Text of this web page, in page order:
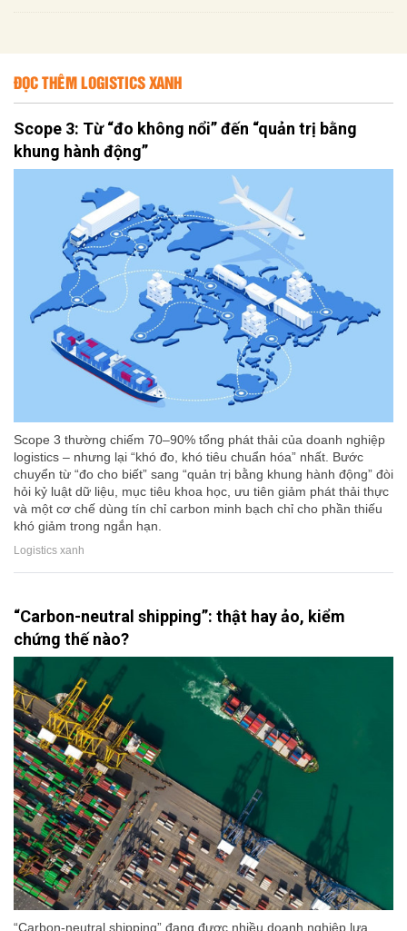
ĐỌC THÊM LOGISTICS XANH
Scope 3: Từ “đo không nổi” đến “quản trị bằng
khung hành động”
Scope 3 thường chiếm 70–90% tổng phát thải của doanh nghiệp
logistics – nhưng lại “khó đo, khó tiêu chuẩn hóa” nhất. Bước
chuyển từ “đo cho biết” sang “quản trị bằng khung hành động” đòi
hỏi kỷ luật dữ liệu, mục tiêu khoa học, ưu tiên giảm phát thải thực
và một cơ chế dùng tín chỉ carbon minh bạch chỉ cho phần thiếu
khó giảm trong ngắn hạn.
Logistics xanh
“Carbon-neutral shipping”: thật hay ảo, kiểm
chứng thế nào?
“Carbon-neutral shipping” đang được nhiều doanh nghiệp lựa